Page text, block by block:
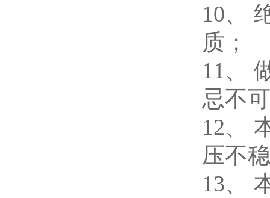
10、
质；
11、
忌不
12、
压不
13、